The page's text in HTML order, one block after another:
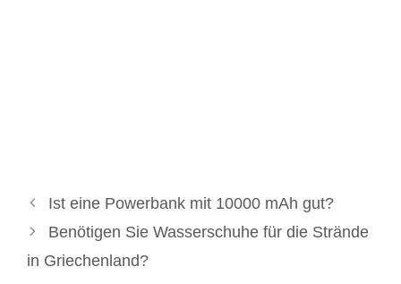
Ist eine Powerbank mit 10000 mAh gut?
Benötigen Sie Wasserschuhe für die Strände
in Griechenland?